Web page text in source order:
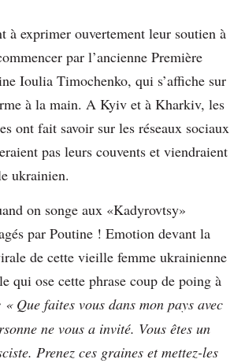
à exprimer ouvertement leur soutien à
par l’ancienne Première
Ioulia Timochenko, qui s’affiche sur
à la main. A Kyiv et à Kharkiv, les
ont fait savoir sur les réseaux sociaux
pas leurs couvents et viendraient
ukrainien.
on songe aux «Kadyrovtsy»
par Poutine ! Emotion devant la
de cette vieille femme ukrainienne
qui ose cette phrase coup de poing à
« Que faites vous dans mon pays avec
ne vous a invité. Vous êtes un
Prenez ces graines et mettez-les